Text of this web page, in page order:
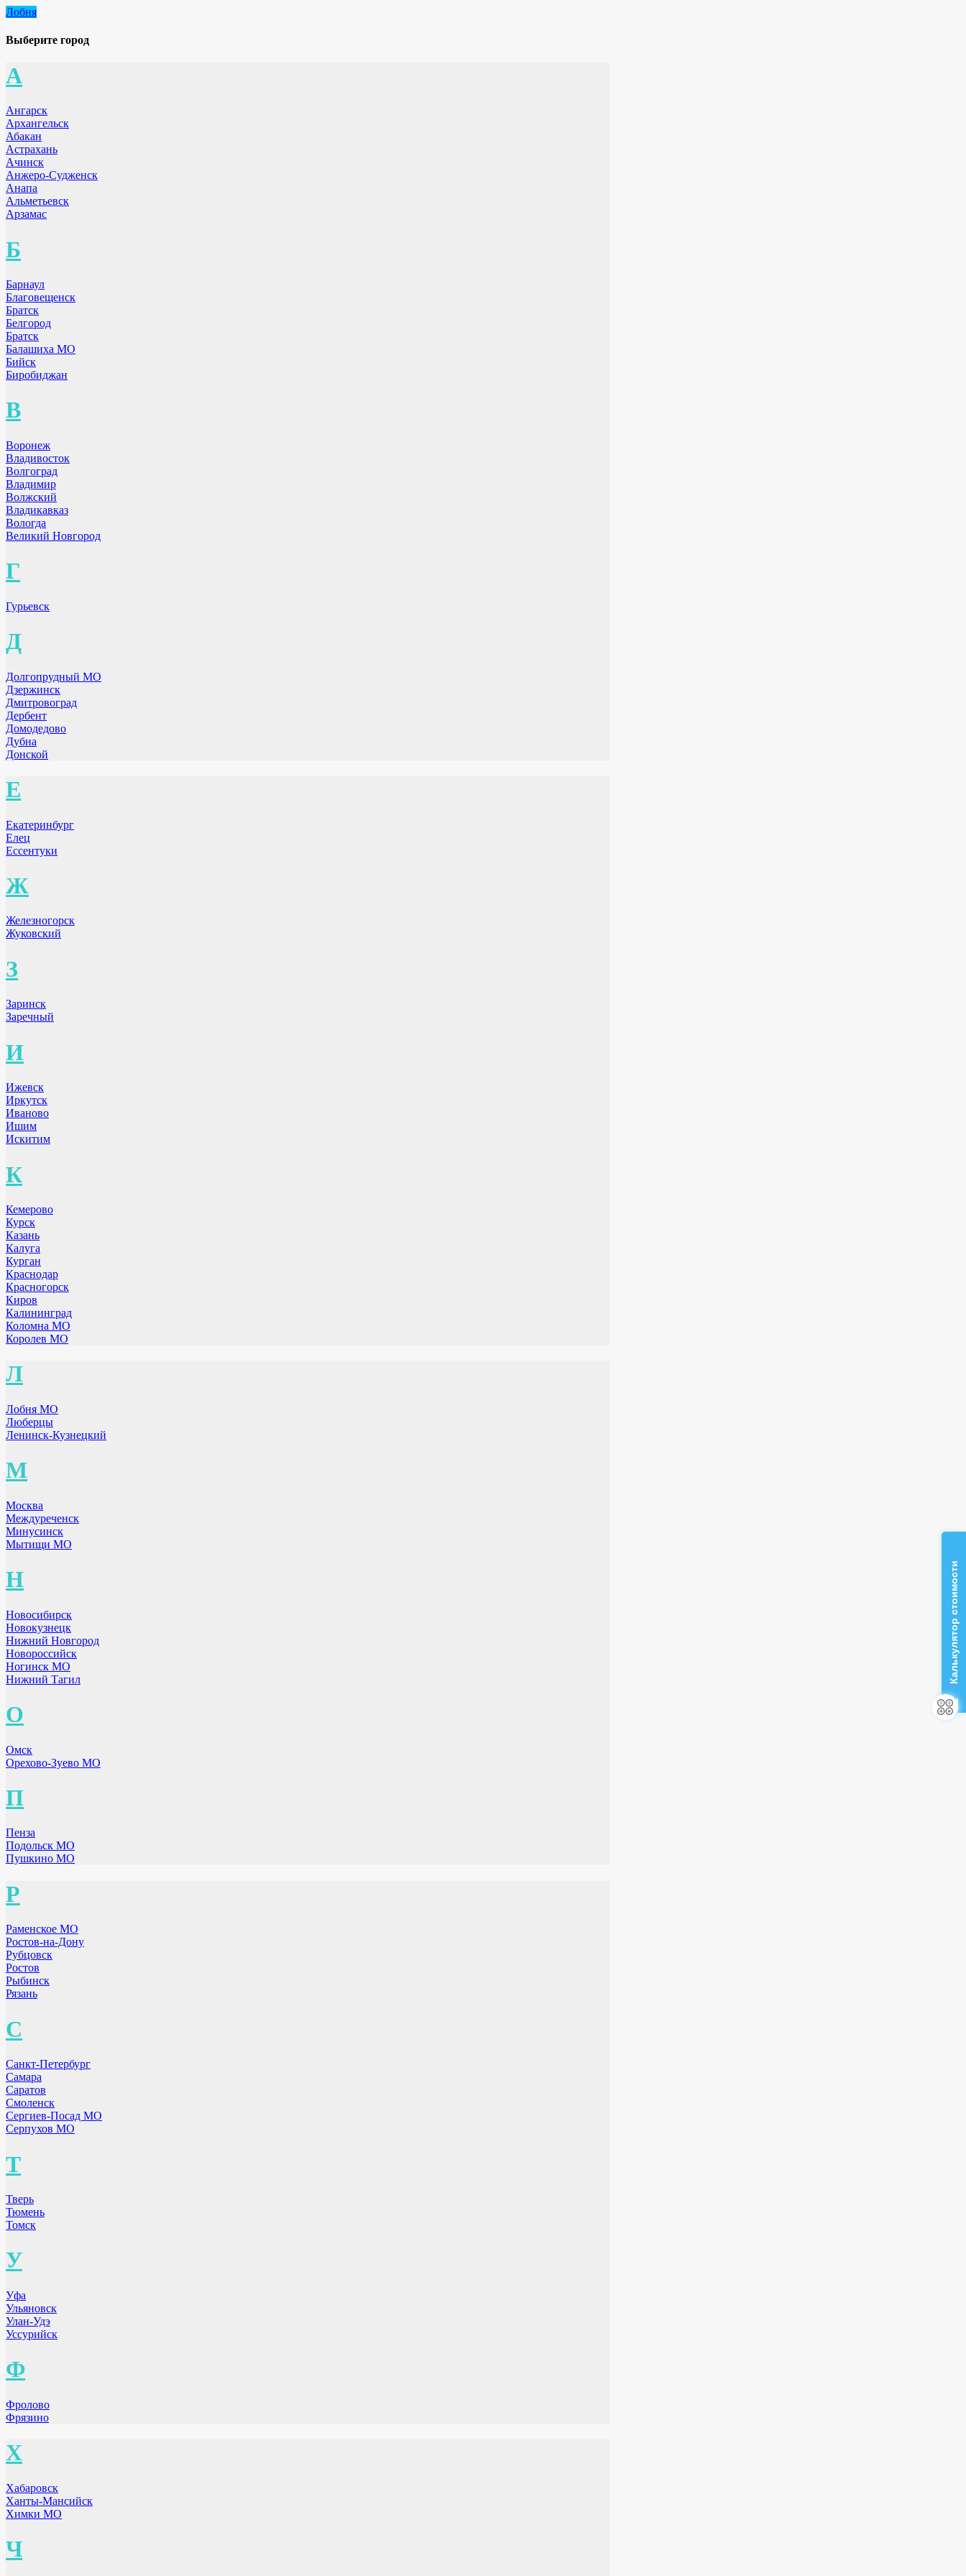
Лобня
Выберите город
А
Ангарск
Архангельск
Абакан
Астрахань
Ачинск
Анжеро-Судженск
Анапа
Альметьевск
Арзамас
Б
Барнаул
Благовещенск
Братск
Белгород
Братск
Балашиха МО
Бийск
Биробиджан
В
Воронеж
Владивосток
Волгоград
Владимир
Волжский
Владикавказ
Вологда
Великий Новгород
Г
Гурьевск
Д
Долгопрудный МО
Дзержинск
Дмитровоград
Дербент
Домодедово
Дубна
Донской
Е
Екатеринбург
Елец
Ессентуки
Ж
Железногорск
Жуковский
З
Заринск
Заречный
И
Ижевск
Иркутск
Иваново
Ишим
Искитим
К
Кемерово
Курск
Казань
Калуга
Курган
Краснодар
Красногорск
Киров
Калининград
Коломна МО
Королев МО
Л
Лобня МО
Люберцы
Ленинск-Кузнецкий
М
Москва
Междуреченск
Минусинск
Мытищи МО
Н
Новосибирск
Новокузнецк
Нижний Новгород
Новороссийск
Ногинск МО
Нижний Тагил
О
Омск
Орехово-Зуево МО
П
Пенза
Подольск МО
Пушкино МО
Р
Раменское МО
Ростов-на-Дону
Рубцовск
Ростов
Рыбинск
Рязань
С
Санкт-Петербург
Самара
Саратов
Смоленск
Сергиев-Посад МО
Серпухов МО
Т
Тверь
Тюмень
Томск
У
Уфа
Ульяновск
Улан-Удэ
Уссурийск
Ф
Фролово
Фрязино
Х
Хабаровск
Ханты-Мансийск
Химки МО
Ч
Калькулятор стоимости